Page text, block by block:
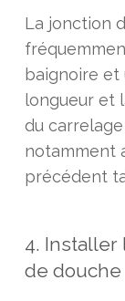
La jonction
baignoire et
longueur et
du
notamment
précédent
4. Installer
de douche